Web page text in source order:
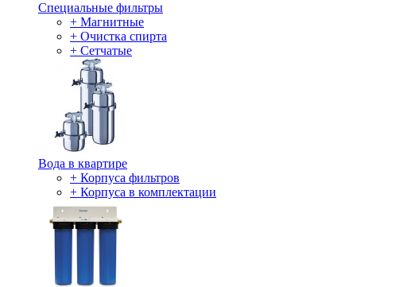
Специальные фильтры
+ Магнитные
+ Очистка спирта
+ Сетчатые
Вода в квартире
+ Корпуса фильтров
+ Корпуса в комплектации